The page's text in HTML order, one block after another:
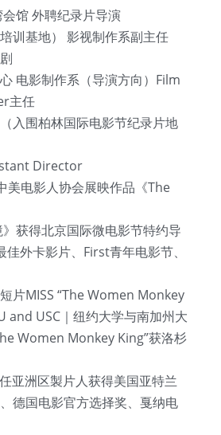
馆 外聘纪录片导演
训基地） 影视制作系副主任
电影制作系（导演方向）Film
主任
入围柏林国际电影节纪录片地
Director
美电影人协会展映作品《The
获得北京国际微电影节特约导
外卡影片、First青年电影节、
片MISS “The Women Monkey
and USC｜纽约大学与南加州大
Women Monkey King”获洛杉
亚洲区製片人获得美国亚特兰
德国电影官方选择奖、戛纳电